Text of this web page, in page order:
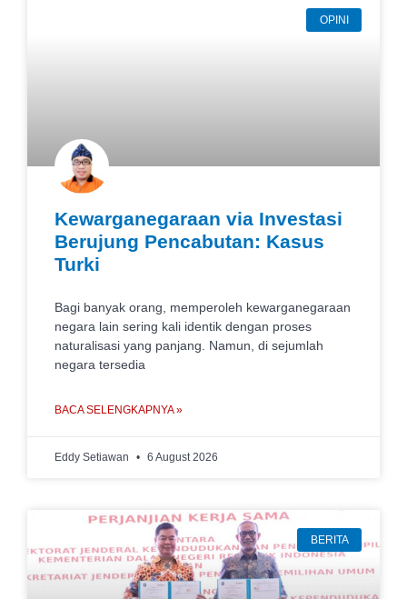
OPINI
Kewarganegaraan via Investasi
Berujung Pencabutan: Kasus
Turki
Bagi banyak orang, memperoleh kewarganegaraan
negara lain sering kali identik dengan proses
naturalisasi yang panjang. Namun, di sejumlah
negara tersedia
BACA SELENGKAPNYA »
Eddy Setiawan 6 August 2026
BERITA